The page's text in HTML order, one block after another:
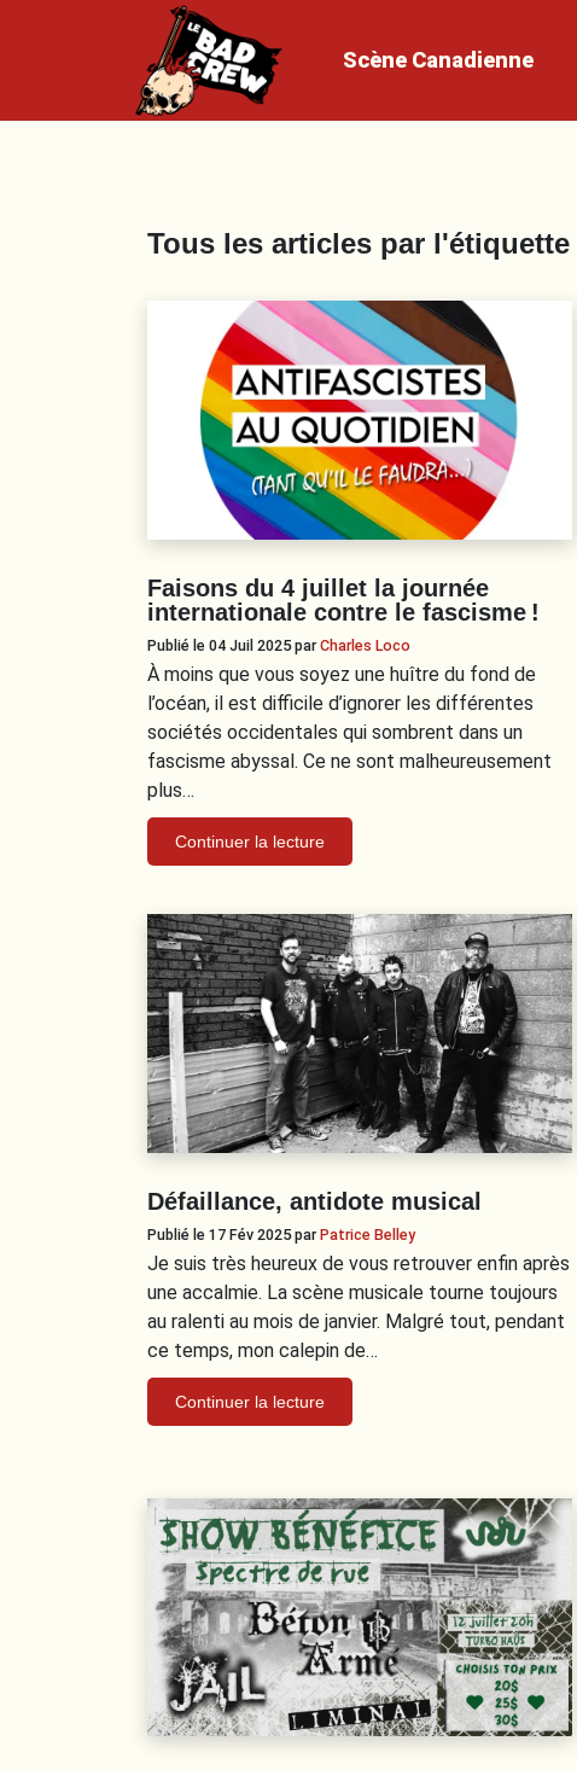
Scène Canadienne
Tous les articles par l'étiquette
Faisons du 4 juillet la journée
internationale contre le fascisme !
Publié le 04 Juil 2025parCharles Loco
À moins que vous soyez une huître du fond de
l’océan, il est difficile d’ignorer les différentes
sociétés occidentales qui sombrent dans un
fascisme abyssal. Ce ne sont malheureusement
plus…
Continuer la lecture
Défaillance, antidote musical
Publié le 17 Fév 2025parPatrice Belley
Je suis très heureux de vous retrouver enfin après
une accalmie. La scène musicale tourne toujours
au ralenti au mois de janvier. Malgré tout, pendant
ce temps, mon calepin de…
Continuer la lecture